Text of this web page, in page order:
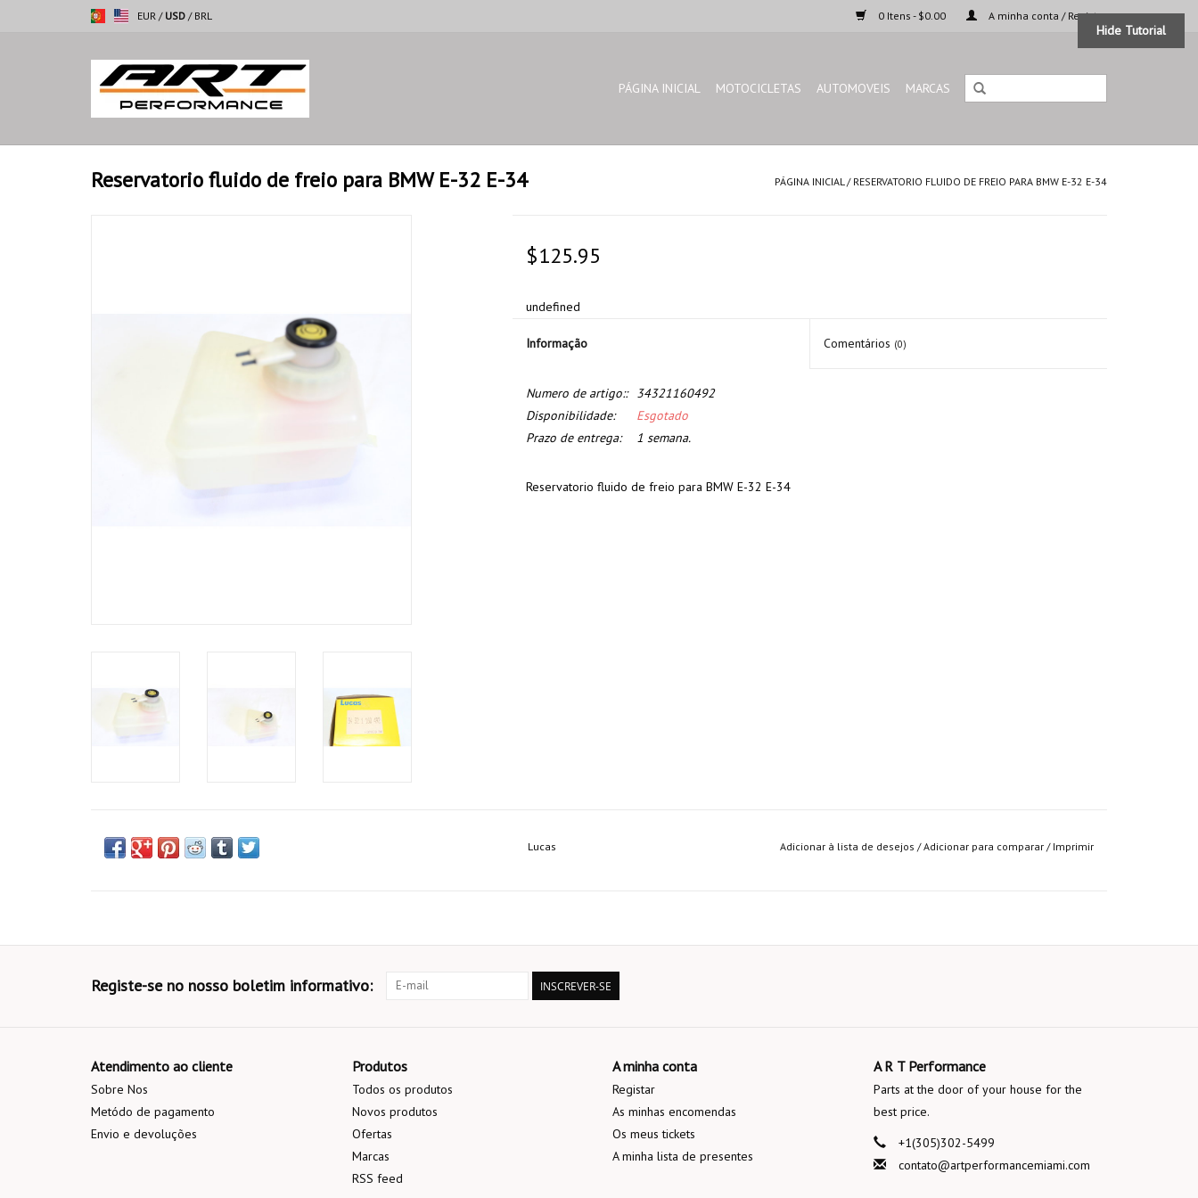
EUR / USD / BRL 0 Itens - $0.00 A minha conta / Registar
PÁGINA INICIAL MOTOCICLETAS AUTOMOVEIS MARCAS
Reservatorio fluido de freio para BMW E-32 E-34 PÁGINA INICIAL/ RESERVATORIO FLUIDO DE FREIO PARA BMW E-32 E-34
$125.95
undefined
Informação Comentários (0)
Numero de artigo::
34321160492
Disponibilidade:
Esgotado
Prazo de entrega:
1 semana.
Reservatorio fluido de freio para BMW E-32 E-34
Lucas Adicionar à lista de desejos /Adicionar para comparar / Imprimir
Registe-se no nosso boletim informativo: INSCREVER-SE
Atendimento ao cliente
Sobre Nos
Metódo de pagamento
Envio e devoluções
Produtos
Todos os produtos
Novos produtos
Ofertas
Marcas
RSS feed
A minha conta
Registar
As minhas encomendas
Os meus tickets
A minha lista de presentes
A R T Performance
Parts at the door of your house for the
best price.
+1(305)302-5499
contato@artperformancemiami.com
Hide Tutorial